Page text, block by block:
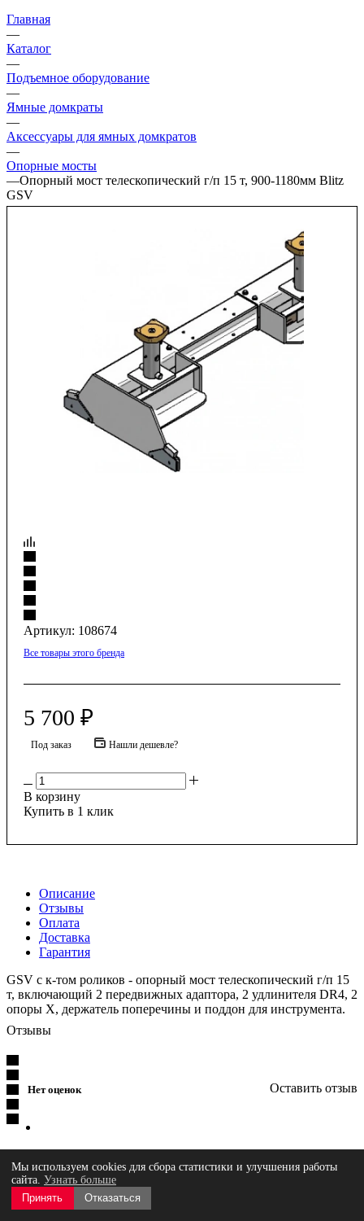
Главная
—
Каталог
—
Подъемное оборудование
—
Ямные домкраты
—
Аксессуары для ямных домкратов
—
Опорные мосты
—Опорный мост телескопический г/п 15 т, 900-1180мм Blitz
GSV
Артикул: 108674
Все товары этого бренда
5 700 ₽
Под заказ Нашли дешевле?
В корзину
Купить в 1 клик
Описание
Отзывы
Оплата
Доставка
Гарантия
GSV с к-том роликов - опорный мост телескопический г/п 15
т, включающий 2 передвижных адаптора, 2 удлинителя DR4, 2
опоры X, держатель поперечины и поддон для инструмента.
Отзывы
Нет оценок Оставить отзыв
Загрузка отзывов...
Для юридических лиц и ИП
Мы используем cookies для сбора статистики и улучшения работы
сайта. Узнать больше
Принять
Отказаться